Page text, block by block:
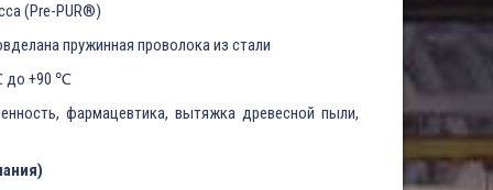
(Pre-PUR®)
пружинная проволока из стали
до +90 ℃
фармацевтика, вытяжка древесной пыли,